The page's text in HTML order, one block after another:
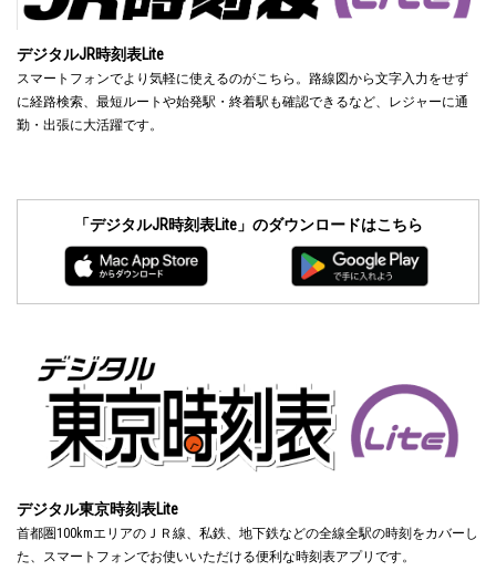
デジタルJR時刻表Lite
スマートフォンでより気軽に使えるのがこちら。路線図から文字入力をせず
に経路検索、最短ルートや始発駅・終着駅も確認できるなど、レジャーに通
勤・出張に大活躍です。
「デジタルJR時刻表Lite」のダウンロードはこちら
デジタル東京時刻表Lite
首都圏100kmエリアのＪＲ線、私鉄、地下鉄などの全線全駅の時刻をカバーし
た、スマートフォンでお使いいただける便利な時刻表アプリです。